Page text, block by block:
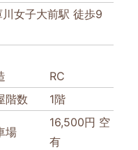
女子大前駅 徒歩9
RC
階数 1階
場
16,500円 空
有